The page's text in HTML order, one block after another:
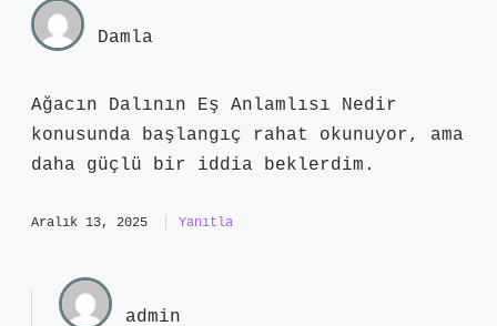
Damla
Ağacın Dalının Eş Anlamlısı Nedir
konusunda başlangıç rahat okunuyor, ama
daha güçlü bir iddia beklerdim.
Aralık 13, 2025 Yanıtla
admin